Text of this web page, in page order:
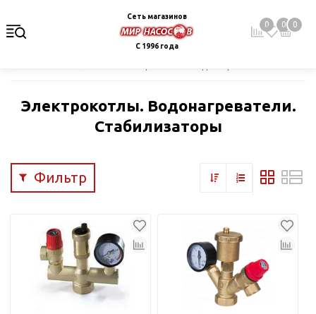
Сеть магазинов
С 1996 года
0 0 0
Электрокотлы. Водонагреватели.
Стабилизаторы
Фильтр